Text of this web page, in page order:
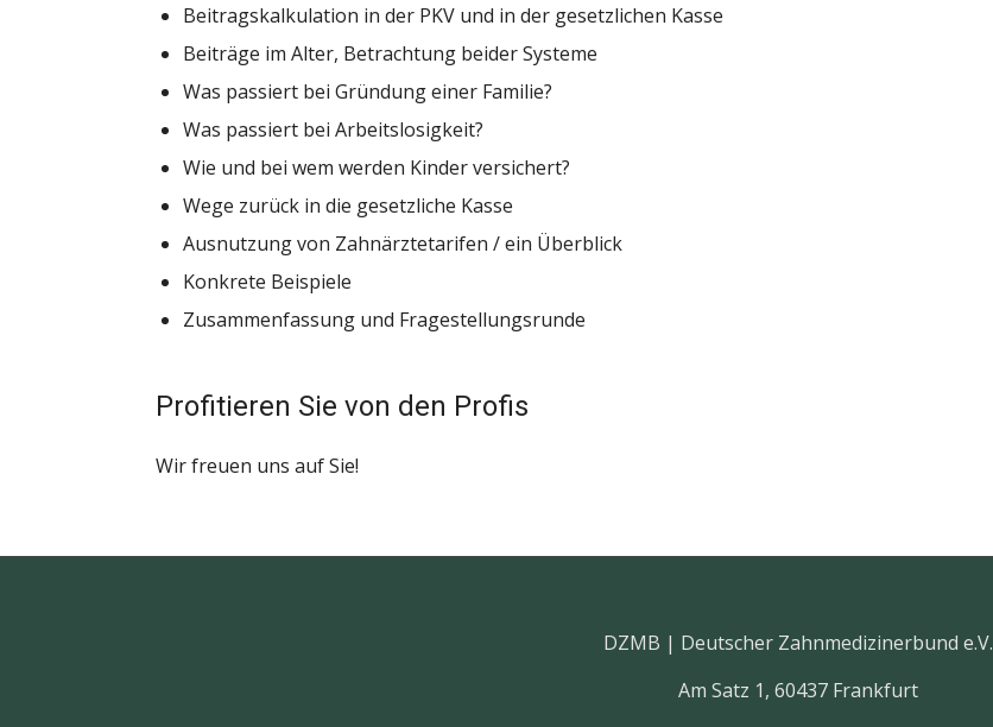
Beitragskalkulation in der PKV und in der gesetzlichen Kasse
Beiträge im Alter, Betrachtung beider Systeme
Was passiert bei Gründung einer Familie?
Was passiert bei Arbeitslosigkeit?
Wie und bei wem werden Kinder versichert?
Wege zurück in die gesetzliche Kasse
Ausnutzung von Zahnärztetarifen / ein Überblick
Konkrete Beispiele
Zusammenfassung und Fragestellungsrunde
Profitieren Sie von den Profis
Wir freuen uns auf Sie!
DZMB | Deutscher Zahnmedizinerbund e.V.
Am Satz 1, 60437 Frankfurt